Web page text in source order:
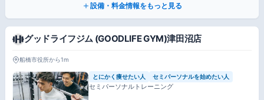
設備・料金情報をもっと見る
グッドライフジム (GOODLIFE GYM)津田沼店
船橋市役所から1m
とにかく痩せたい人 セミパーソナルを始めたい人
セミパーソナルトレーニング